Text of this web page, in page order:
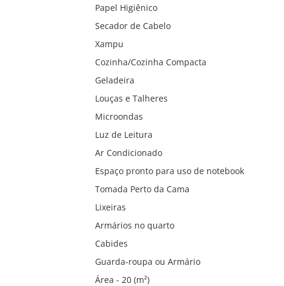
Papel Higiênico
Secador de Cabelo
Xampu
Cozinha/Cozinha Compacta
Geladeira
Louças e Talheres
Microondas
Luz de Leitura
Ar Condicionado
Espaço pronto para uso de notebook
Tomada Perto da Cama
Lixeiras
Armários no quarto
Cabides
Guarda-roupa ou Armário
Área - 20 (m²)